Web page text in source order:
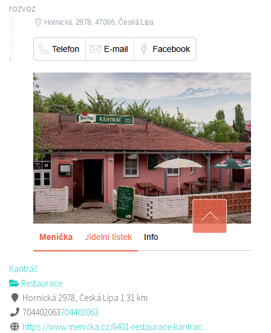
rozvoz
Kantráč
Restaurace
Hornická 2978, Česká Lípa 1.31 km
704402063704402063
https://www.menicka.cz/6401-restaurace-kantrac....